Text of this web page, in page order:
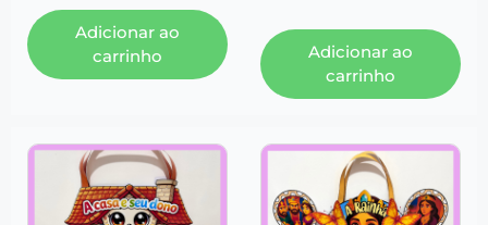
Adicionar ao
carrinho
Adicionar ao
carrinho